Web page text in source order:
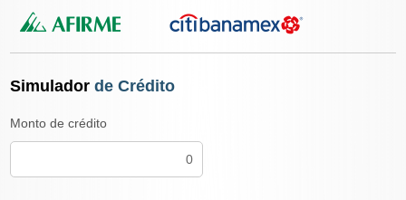
Simulador de Crédito
Monto de crédito